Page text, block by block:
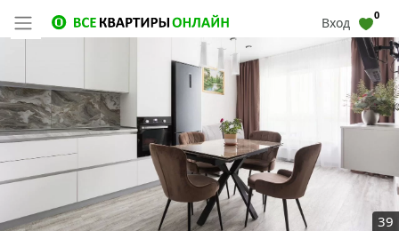
Вход 0
39